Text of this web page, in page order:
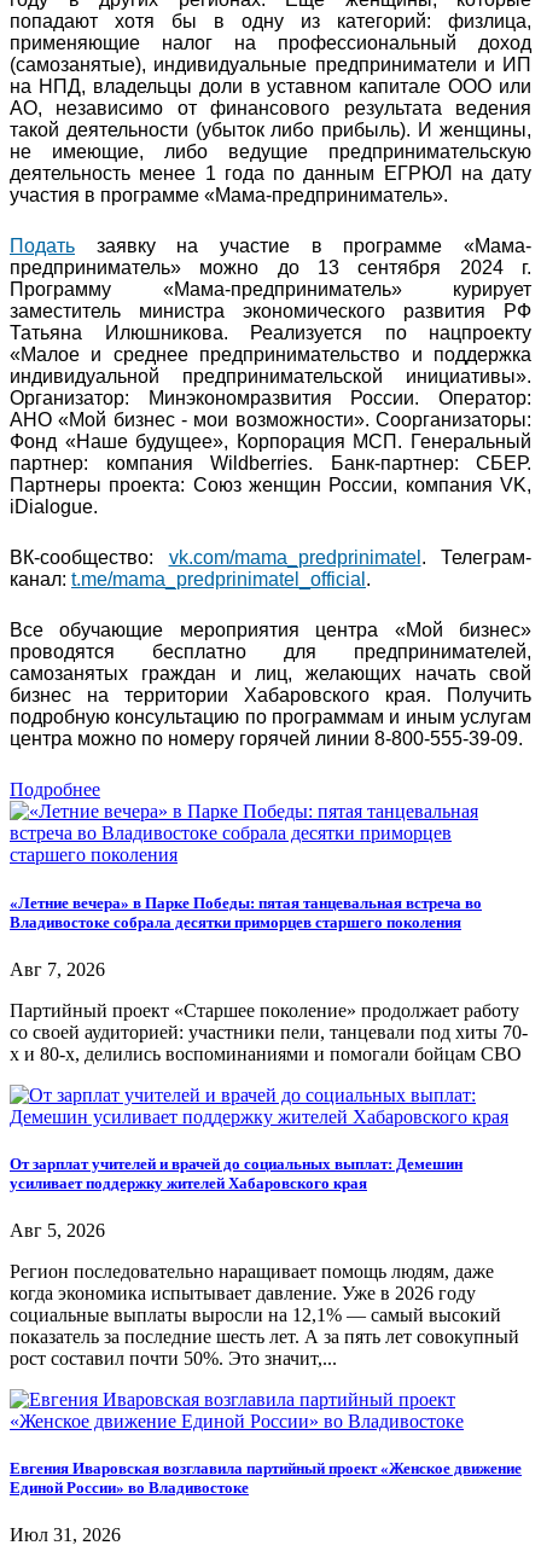
попадают хотя бы в одну из категорий: физлица,
применяющие налог на профессиональный доход
(самозанятые), индивидуальные предприниматели и ИП
на НПД, владельцы доли в уставном капитале ООО или
АО, независимо от финансового результата ведения
такой деятельности (убыток либо прибыль). И женщины,
не имеющие, либо ведущие предпринимательскую
деятельность менее 1 года по данным ЕГРЮЛ на дату
участия в программе «Мама-предприниматель».
Подать заявку на участие в программе «Мама-
предприниматель» можно до 13 сентября 2024 г.
Программу «Мама-предприниматель» курирует
заместитель министра экономического развития РФ
Татьяна Илюшникова. Реализуется по нацпроекту
«Малое и среднее предпринимательство и поддержка
индивидуальной предпринимательской инициативы».
Организатор: Минэкономразвития России. Оператор:
АНО «Мой бизнес - мои возможности». Соорганизаторы:
Фонд «Наше будущее», Корпорация МСП. Генеральный
партнер: компания Wildberries. Банк-партнер: СБЕР.
Партнеры проекта: Союз женщин России, компания VK,
iDialogue.
ВК-сообщество: vk.com/mama_predprinimatel . Телеграм-
канал: t.me/mama_predprinimatel_official .
Все обучающие мероприятия центра «Мой бизнес»
проводятся бесплатно для предпринимателей,
самозанятых граждан и лиц, желающих начать свой
бизнес на территории Хабаровского края. Получить
подробную консультацию по программам и иным услугам
центра можно по номеру горячей линии 8-800-555-39-09.
Подробнее
«Летние вечера» в Парке Победы: пятая танцевальная встреча во
Владивостоке собрала десятки приморцев старшего поколения
Авг 7, 2026
Партийный проект «Старшее поколение» продолжает работу
со своей аудиторией: участники пели, танцевали под хиты 70-
х и 80-х, делились воспоминаниями и помогали бойцам СВО
От зарплат учителей и врачей до социальных выплат: Демешин
усиливает поддержку жителей Хабаровского края
Авг 5, 2026
Регион последовательно наращивает помощь людям, даже
когда экономика испытывает давление. Уже в 2026 году
социальные выплаты выросли на 12,1% — самый высокий
показатель за последние шесть лет. А за пять лет совокупный
рост составил почти 50%. Это значит,...
Евгения Иваровская возглавила партийный проект «Женское движение
Единой России» во Владивостоке
Июл 31, 2026